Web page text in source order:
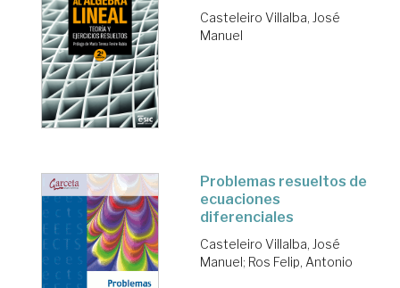
Casteleiro Villalba, José
Manuel
Problemas resueltos de
ecuaciones
diferenciales
Casteleiro Villalba, José
Manuel; Ros Felip, Antonio